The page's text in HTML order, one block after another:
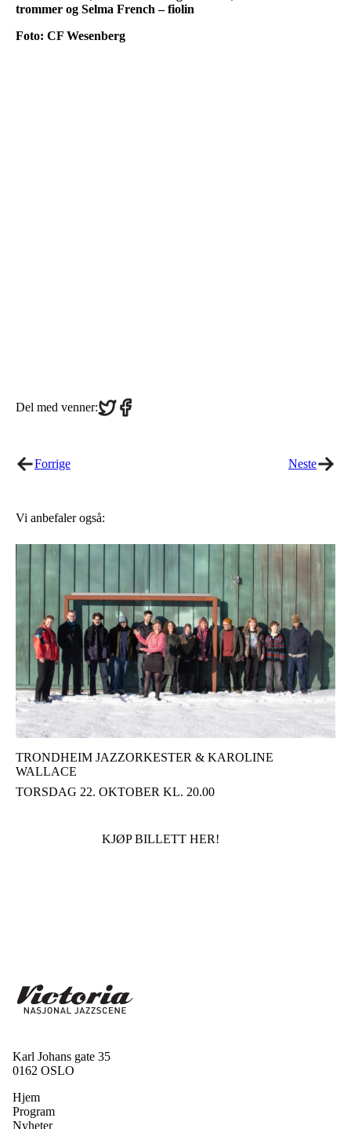
trommer og Selma French – fiolin
Foto: CF Wesenberg
Del med venner:Share
on
Share
on
Forrige Neste
Vi anbefaler også:
TRONDHEIM JAZZORKESTER & KAROLINE
WALLACE
TORSDAG 22. OKTOBER KL. 20.00
KJØP BILLETT HER!
Karl Johans gate 35
0162 OSLO
Hjem
Program
Nyheter